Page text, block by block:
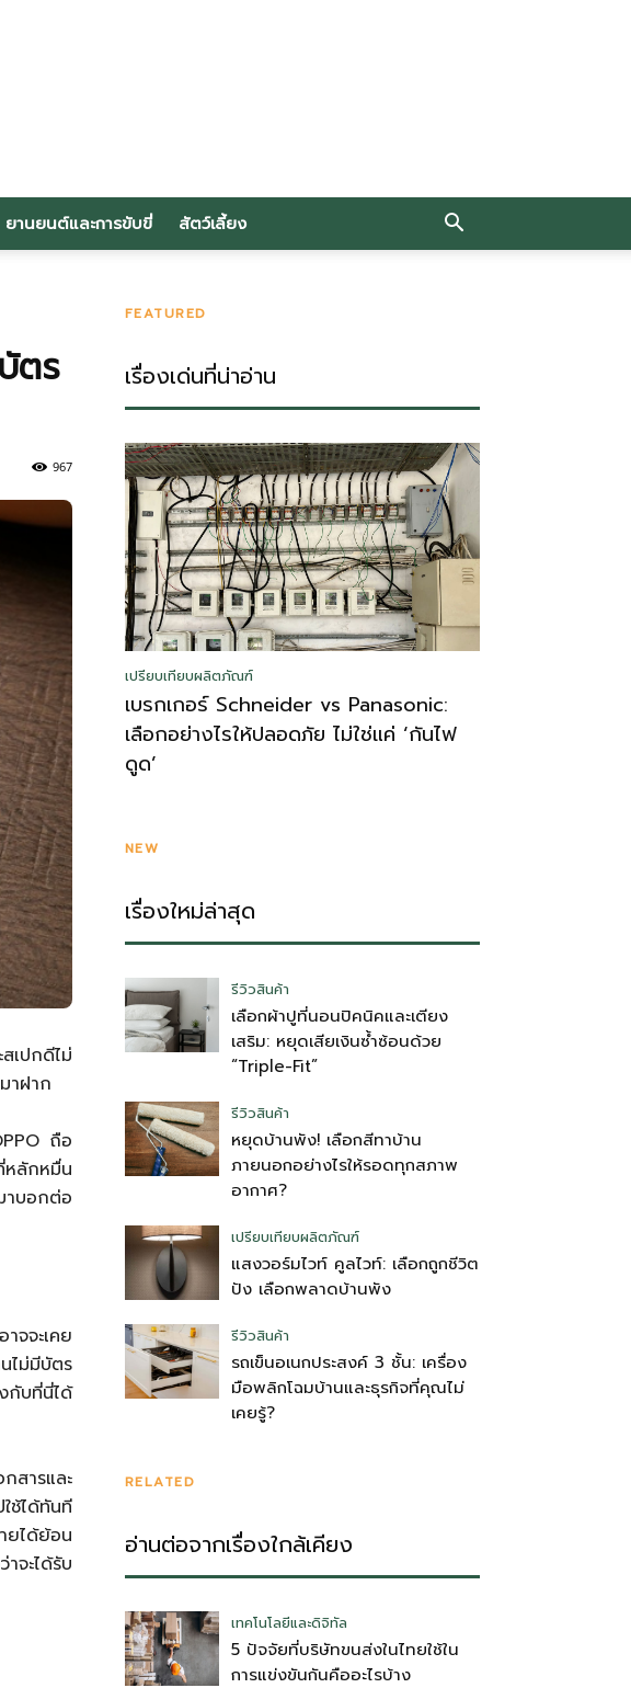
ยานยนต์และการขับขี่ สัตว์เลี้ยง
ตร
967
เปกดีไม่
าฝาก
ถือ
หลักหมื่น
าบอกต่อ
จจะเคย
ไม่มีบัตร
กับที่นี่ได้
สารและ
ช้ได้ทันที
ยได้ย้อน
จะได้รับ
FEATURED
เรื่องเด่นที่น่าอ่าน
เปรียบเทียบผลิตภัณฑ์
เบรกเกอร์ Schneider vs Panasonic:
เลือกอย่างไรให้ปลอดภัย ไม่ใช่แค่ ‘กันไฟ
ดูด’
NEW
เรื่องใหม่ล่าสุด
รีวิวสินค้า
เลือกผ้าปูที่นอนปิคนิคและเตียง
เสริม: หยุดเสียเงินซ้ำซ้อนด้วย
“Triple-Fit”
รีวิวสินค้า
หยุดบ้านพัง! เลือกสีทาบ้าน
ภายนอกอย่างไรให้รอดทุกสภาพ
อากาศ?
เปรียบเทียบผลิตภัณฑ์
แสงวอร์มไวท์ คูลไวท์: เลือกถูกชีวิต
ปัง เลือกพลาดบ้านพัง
รีวิวสินค้า
รถเข็นอเนกประสงค์ 3 ชั้น: เครื่อง
มือพลิกโฉมบ้านและธุรกิจที่คุณไม่
เคยรู้?
RELATED
อ่านต่อจากเรื่องใกล้เคียง
เทคโนโลยีและดิจิทัล
5 ปัจจัยที่บริษัทขนส่งในไทยใช้ใน
การแข่งขันกันคืออะไรบ้าง